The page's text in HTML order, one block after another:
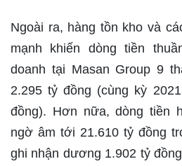
Ngoài ra, hàng tồn kho và
mạnh khiến dòng tiền
doanh tại Masan Group 9
2.295 tỷ đồng (cùng kỳ
đồng). Hơn nữa, dòng tiền
ngờ âm tới 21.610 tỷ đồng
ghi nhận dương 1.902 tỷ